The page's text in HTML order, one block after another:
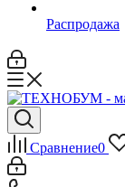
Распродажа
Сравнение0